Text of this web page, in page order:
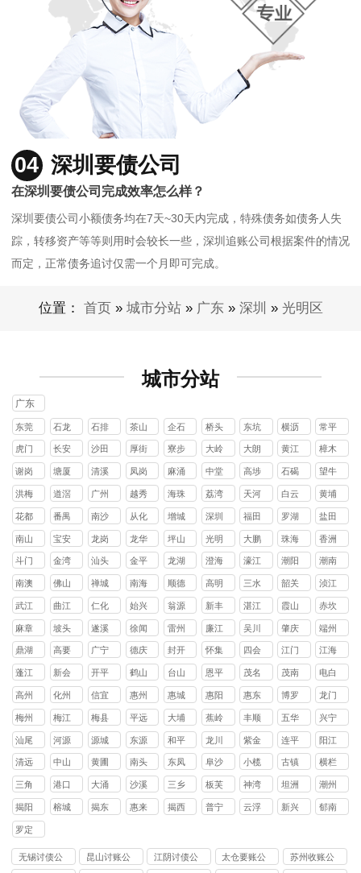
04 深圳要债公司
在深圳要债公司完成效率怎么样？
深圳要债公司小额债务均在7天~30天内完成，特殊债务如债务人失
踪，转移资产等等则用时会较长一些，深圳追账公司根据案件的情况
而定，正常债务追讨仅需一个月即可完成。
位置： 首页 » 城市分站» 广东» 深圳 » 光明区
城市分站
广东
东莞
石龙
镇
石排
镇
茶山
镇
企石
镇
桥头
镇
东坑
镇
横沥
镇
常平
镇
虎门
镇
长安
镇
沙田
镇
厚街
镇
寮步
镇
大岭
山镇
大朗
镇
黄江
镇
樟木
头镇
谢岗
镇
塘厦
镇
清溪
镇
凤岗
镇
麻涌
镇
中堂
镇
高埗
镇
石碣
镇
望牛
墩镇
洪梅
镇
道滘
镇
广州
越秀
区
海珠
区
荔湾
区
天河
区
白云
区
黄埔
区
花都
区
番禺
区
南沙
区
从化
区
增城
区
深圳
福田
区
罗湖
区
盐田
区
南山
区
宝安
区
龙岗
区
龙华
区
坪山
区
光明
区
大鹏
新区
珠海
香洲
区
斗门
区
金湾
区
汕头
金平
区
龙湖
区
澄海
区
濠江
区
潮阳
区
潮南
区
南澳
县
佛山
禅城
区
南海
区
顺德
区
高明
区
三水
区
韶关
浈江
区
武江
区
曲江
区
仁化
县
始兴
县
翁源
县
新丰
县
湛江
霞山
区
赤坎
区
麻章
区
坡头
区
遂溪
县
徐闻
县
雷州
市
廉江
市
吴川
市
肇庆
端州
区
鼎湖
区
高要
区
广宁
县
德庆
县
封开
县
怀集
县
四会
市
江门
江海
区
蓬江
区
新会
区
开平
县
鹤山
县
台山
县
恩平
县
茂名
茂南
区
电白
区
高州
市
化州
市
信宜
市
惠州
惠城
区
惠阳
区
惠东
县
博罗
县
龙门
县
梅州
梅江
区
梅县
区
平远
县
大埔
县
蕉岭
县
丰顺
县
五华
县
兴宁
市
汕尾 河源
源城
区
东源
县
和平
县
龙川
县
紫金
县
连平
县
阳江
清远 中山
黄圃
镇
南头
镇
东凤
镇
阜沙
镇
小榄
镇
古镇
镇
横栏
镇
三角
镇
港口
镇
大涌
镇
沙溪
镇
三乡
镇
板芙
镇
神湾
镇
坦洲
镇
潮州
揭阳
榕城
揭东
惠来
揭西
普宁
云浮
新兴
郁南
罗定
市
无锡讨债公
昆山讨账公
江阴讨债公
太仓要账公
苏州收账公